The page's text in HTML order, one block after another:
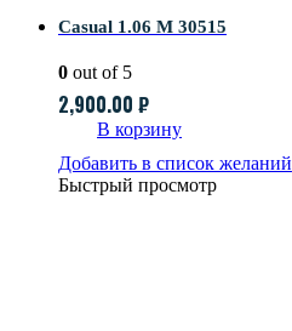
Casual 1.06 M 30515
0 out of 5
2,900.00 ₽
В корзину
Добавить в список желаний
Быстрый просмотр